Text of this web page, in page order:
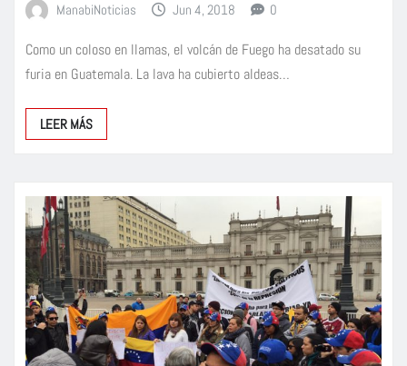
ManabiNoticias Jun 4, 2018 0
Como un coloso en llamas, el volcán de Fuego ha desatado su
furia en Guatemala. La lava ha cubierto aldeas…
LEER MÁS